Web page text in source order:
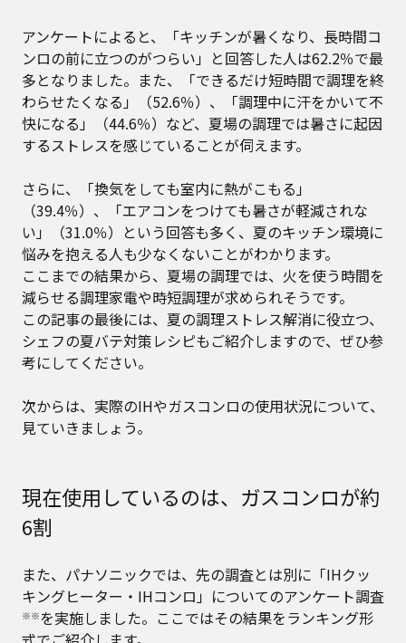
アンケートによると、「キッチンが暑くなり、長時間コ
ンロの前に立つのがつらい」と回答した人は62.2％で最
多となりました。また、「できるだけ短時間で調理を終
わらせたくなる」（52.6％）、「調理中に汗をかいて不
快になる」（44.6％）など、夏場の調理では暑さに起因
するストレスを感じていることが伺えます。
さらに、「換気をしても室内に熱がこもる」
（39.4％）、「エアコンをつけても暑さが軽減されな
い」（31.0％）という回答も多く、夏のキッチン環境に
悩みを抱える人も少なくないことがわかります。
ここまでの結果から、夏場の調理では、火を使う時間を
減らせる調理家電や時短調理が求められそうです。
この記事の最後には、夏の調理ストレス解消に役立つ、
シェフの夏バテ対策レシピもご紹介しますので、ぜひ参
考にしてください。
次からは、実際のIHやガスコンロの使用状況について、
見ていきましょう。
現在使用しているのは、ガスコンロが約
6割
また、パナソニックでは、先の調査とは別に「IHクッ
キングヒーター・IHコンロ」についてのアンケート調査
※※を実施しました。ここではその結果をランキング形